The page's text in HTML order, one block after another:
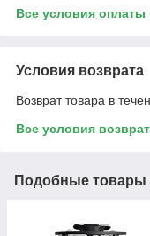
Все условия оплаты
Условия возврата
Возврат товара в
Все условия
Подобные товары